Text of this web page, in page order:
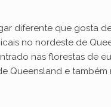
diferente que gosta
no nordeste de
nas florestas de
Queensland e também